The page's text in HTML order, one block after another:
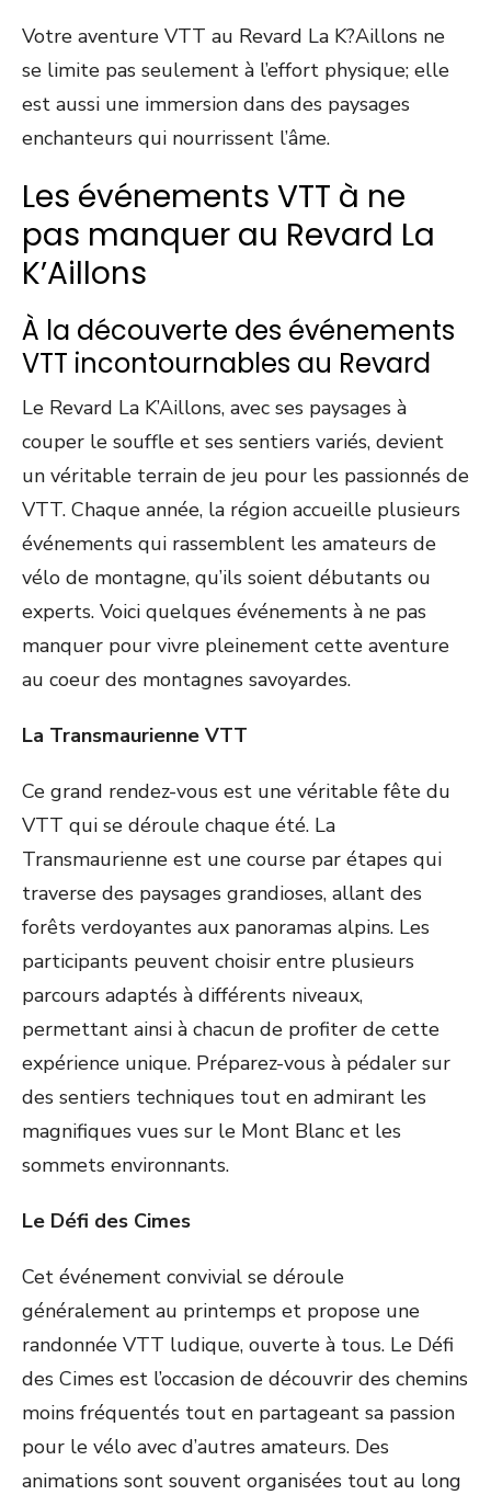
Votre aventure VTT au Revard La K?Aillons ne
se limite pas seulement à l’effort physique; elle
est aussi une immersion dans des paysages
enchanteurs qui nourrissent l’âme.
Les événements VTT à ne
pas manquer au Revard La
K’Aillons
À la découverte des événements
VTT incontournables au Revard
Le Revard La K’Aillons, avec ses paysages à
couper le souffle et ses sentiers variés, devient
un véritable terrain de jeu pour les passionnés de
VTT. Chaque année, la région accueille plusieurs
événements qui rassemblent les amateurs de
vélo de montagne, qu’ils soient débutants ou
experts. Voici quelques événements à ne pas
manquer pour vivre pleinement cette aventure
au coeur des montagnes savoyardes.
La Transmaurienne VTT
Ce grand rendez-vous est une véritable fête du
VTT qui se déroule chaque été. La
Transmaurienne est une course par étapes qui
traverse des paysages grandioses, allant des
forêts verdoyantes aux panoramas alpins. Les
participants peuvent choisir entre plusieurs
parcours adaptés à différents niveaux,
permettant ainsi à chacun de profiter de cette
expérience unique. Préparez-vous à pédaler sur
des sentiers techniques tout en admirant les
magnifiques vues sur le Mont Blanc et les
sommets environnants.
Le Défi des Cimes
Cet événement convivial se déroule
généralement au printemps et propose une
randonnée VTT ludique, ouverte à tous. Le Défi
des Cimes est l’occasion de découvrir des chemins
moins fréquentés tout en partageant sa passion
pour le vélo avec d’autres amateurs. Des
animations sont souvent organisées tout au long